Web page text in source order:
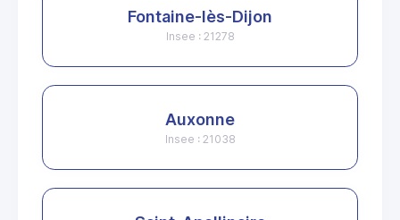
Fontaine-lès-Dijon
Insee : 21278
Auxonne
Insee : 21038